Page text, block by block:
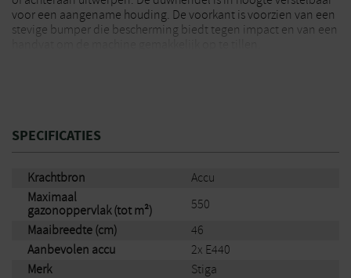
voor een aangename houding. De voorkant is voorzien van een
stevige bumper die bescherming biedt tegen impact en van een
SPECIFICATIES
Krachtbron
Accu
Maximaal
gazonoppervlak (tot m²)
550
Maaibreedte (cm)
46
Aanbevolen accu
2x E440
Merk
Stiga